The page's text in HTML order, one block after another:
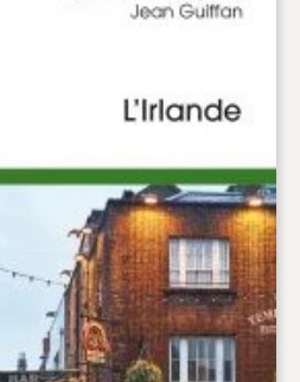
et environnement
et médecine
poche
général des titres
Livres numériques <<